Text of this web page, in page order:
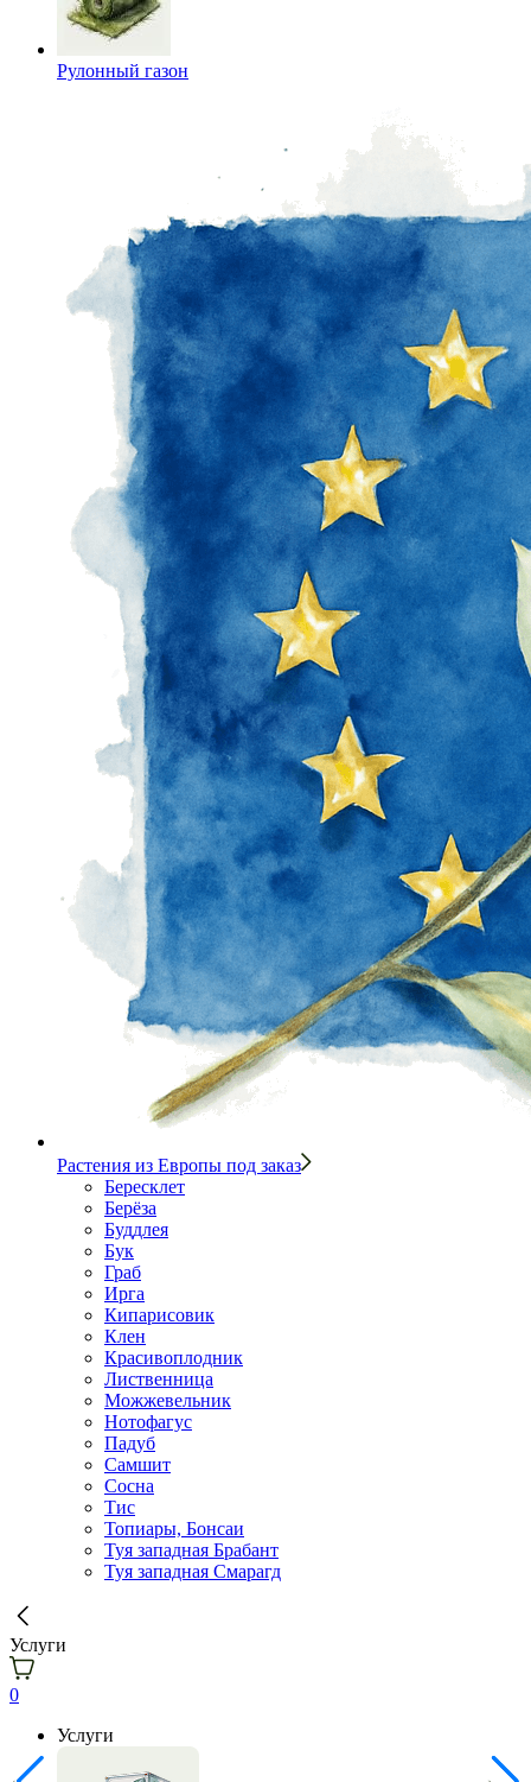
Рулонный газон
Растения из Европы под заказ
Бересклет
Берёза
Буддлея
Бук
Граб
Ирга
Кипарисовик
Клен
Красивоплодник
Лиственница
Можжевельник
Нотофагус
Падуб
Самшит
Сосна
Тис
Топиары, Бонсаи
Туя западная Брабант
Туя западная Смарагд
Услуги
0
Услуги